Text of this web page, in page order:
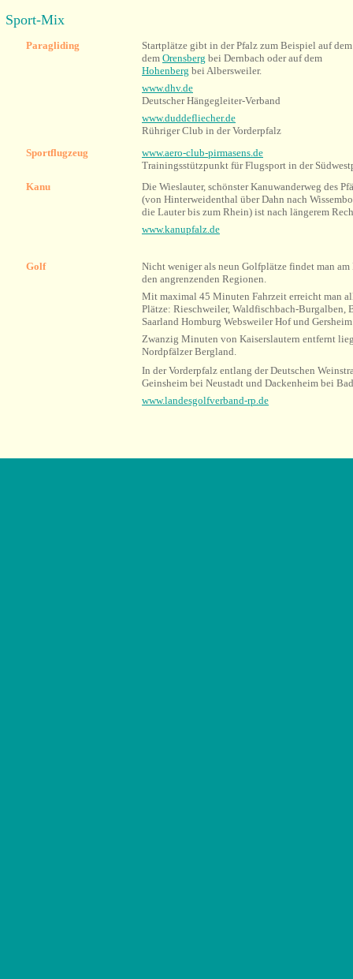
Sport-Mix
Paragliding
Startplätze gibt in der Pfalz zum Beispiel auf
dem Orensberg bei Dernbach oder auf dem
Hohenberg bei Albersweiler.
www.dhv.de
Deutscher Hängegleiter-Verband
www.duddefliecher.de
Rühriger Club in der Vorderpfalz
Sportflugzeug
www.aero-club-pirmasens.de
Trainingsstützpunkt für Flugsport in der
Kanu
Die Wieslauter, schönster Kanuwanderweg des
(von Hinterweidenthal über Dahn nach
die Lauter bis zum Rhein) ist nach längerem
www.kanupfalz.de
Golf
Nicht weniger als neun Golfplätze findet man am
den angrenzenden Regionen.
Mit maximal 45 Minuten Fahrzeit erreicht man
Plätze: Rieschweiler, Waldfischbach-Burgalben,
Saarland Homburg Websweiler Hof und
Zwanzig Minuten von Kaiserslautern entfernt
Nordpfälzer Bergland.
In der Vorderpfalz entlang der Deutschen
Geinsheim bei Neustadt und Dackenheim bei
www.landesgolfverband-rp.de